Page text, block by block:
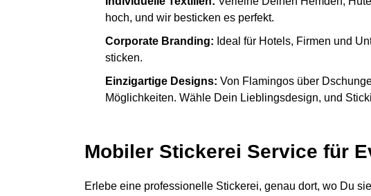
hoch, und wir besticken es perfekt.
Corporate Branding: Ideal für Hotels, Firmen und
sticken.
Einzigartige Designs: Von Flamingos über
Möglichkeiten. Wähle Dein Lieblingsdesign, und
Mobiler Stickerei Service für
Erlebe eine professionelle Stickerei, genau dort, wo Du